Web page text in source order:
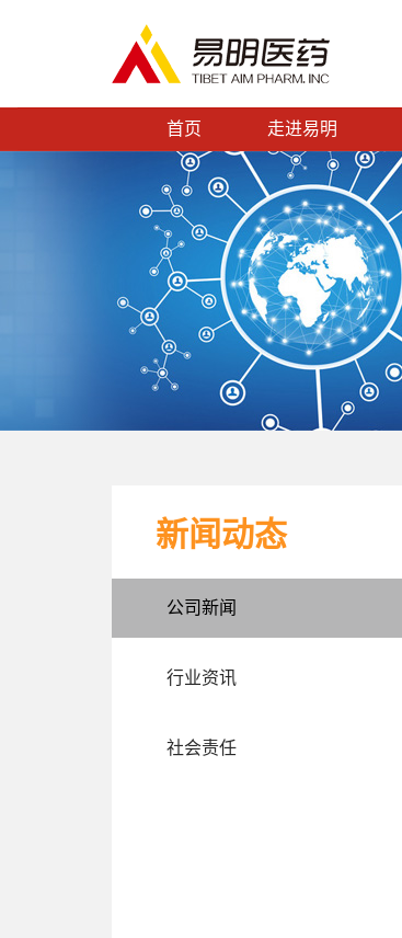
首页 走进易明
新闻动态
公司新闻
行业资讯
社会责任